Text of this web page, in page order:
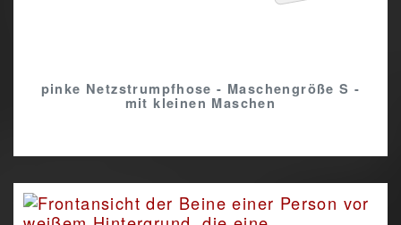
pinke Netzstrumpfhose - Maschengröße S -
mit kleinen Maschen